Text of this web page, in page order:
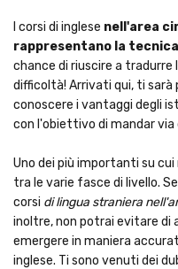
I corsi di inglese nell'area
rappresentano la tecnica
chance di riuscire a tradurre
difficoltà! Arrivati qui, ti sarà
conoscere i vantaggi degli
con l'obiettivo di mandar via
Uno dei più importanti su
tra le varie fasce di livello.
corsi di lingua straniera
inoltre, non potrai evitare di
emergere in maniera
inglese. Ti sono venuti dei